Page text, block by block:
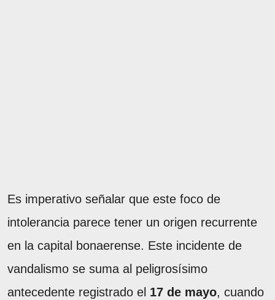
Es imperativo señalar que este foco de
intolerancia parece tener un origen recurrente
en la capital bonaerense. Este incidente de
vandalismo se suma al peligrosísimo
antecedente registrado el 17 de mayo, cuando